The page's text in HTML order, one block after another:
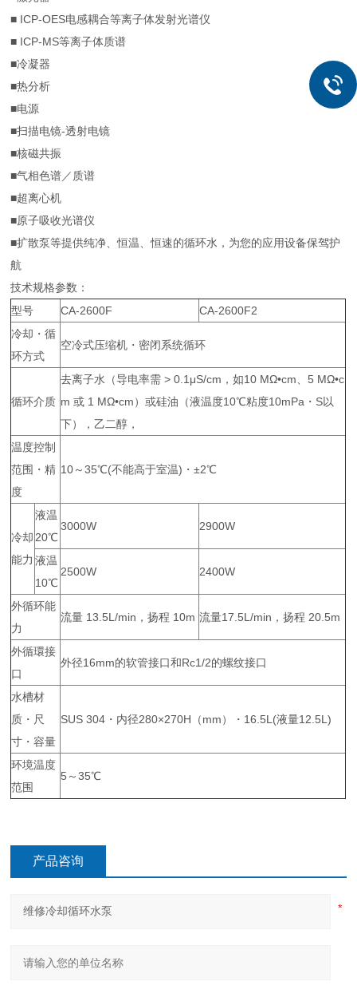
■ ICP-OES电感耦合等离子体发射光谱仪
■ ICP-MS等离子体质谱
■冷凝器
■热分析
■电源
■扫描电镜-透射电镜
■核磁共振
■气相色谱／质谱
■超离心机
■原子吸收光谱仪
■扩散泵等提供纯净、恒温、恒速的循环水，为您的应用设备保驾护
航
技术规格参数：
型号
CA-2600F
CA-2600F2
冷却・循
环方式
空冷式压缩机・密闭系统循环
循环介质
去离子水（导电率需 > 0.1μS/cm，如10 MΩ•cm、5 MΩ•c
m 或 1 MΩ•cm）或硅油（液温度10℃粘度10mPa・S以
下），乙二醇，
温度控制
范围・精
度
10～35℃(不能高于室温)・±2℃
冷却
能力
液温
20℃
3000W 2900W
液温
10℃
2500W 2400W
外循环能
力
流量 13.5L/min，扬程 10m 流量17.5L/min，扬程 20.5m
外循環接
口
外径16mm的软管接口和Rc1/2的螺纹接口
水槽材
质・尺
寸・容量
SUS 304・内径280×270H（mm）・16.5L(液量12.5L)
环境温度
范围
5～35℃
产品咨询